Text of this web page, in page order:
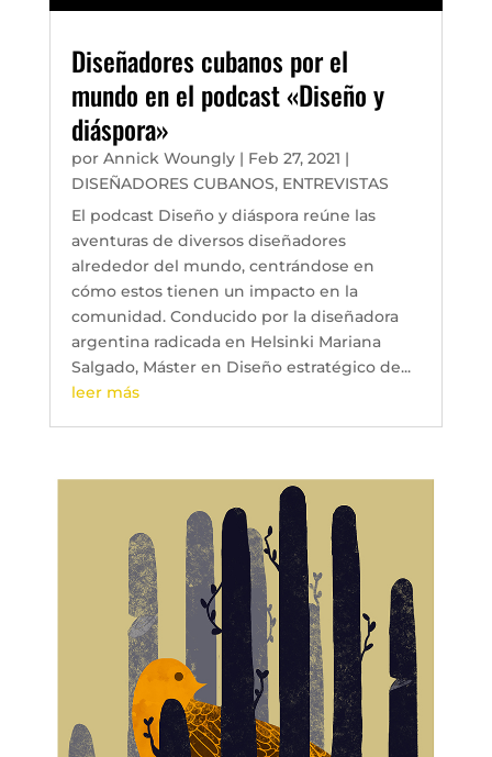
Diseñadores cubanos por el
mundo en el podcast «Diseño y
diáspora»
por Annick Woungly| Feb 27, 2021 |
DISEÑADORES CUBANOS, ENTREVISTAS
El podcast Diseño y diáspora reúne las
aventuras de diversos diseñadores
alrededor del mundo, centrándose en
cómo estos tienen un impacto en la
comunidad. Conducido por la diseñadora
argentina radicada en Helsinki Mariana
Salgado, Máster en Diseño estratégico de...
leer más